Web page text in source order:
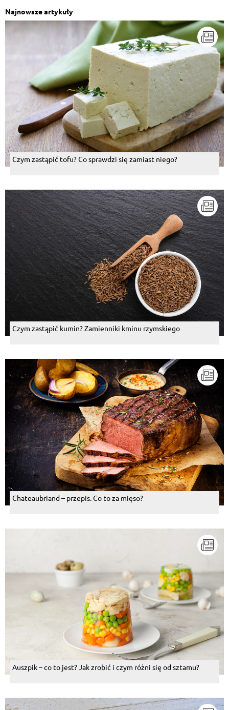
Najnowsze artykuły
Czym zastąpić tofu? Co sprawdzi się zamiast niego?
Czym zastąpić kumin? Zamienniki kminu rzymskiego
Chateaubriand – przepis. Co to za mięso?
Auszpik – co to jest? Jak zrobić i czym różni się od sztamu?